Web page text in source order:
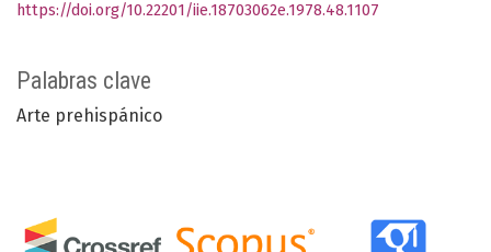
Palabras clave
Arte prehispánico
https://doi.org/10.22201/iie.18703062e.1978.48.1107